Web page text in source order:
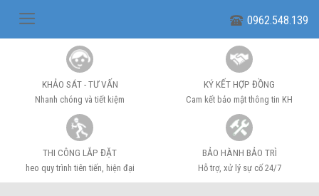
0962.548.139
KHẢO SÁT - TƯ VẤN
Nhanh chóng và tiết kiệm
KÝ KẾT HỢP ĐỒNG
Cam kết bảo mật thông tin KH
THI CÔNG LẮP ĐẶT
heo quy trình tiên tiến, hiện đại
BẢO HÀNH BẢO TRÌ
Hỗ trợ, xử lý sự cố 24/7